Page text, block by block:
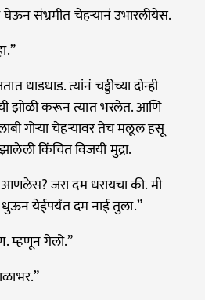
घेऊन संभ्रमीत चेहऱ्यानं उभारलीयेस.
धाडधाड. त्यांनं चड्डीच्या दोन्ही
झोळी करून त्यात भरलेत. आणि
गोऱ्या चेहऱ्यावर तेच मलूल हसू
किंचित विजयी मुद्रा.
जरा दम धरायचा की. मी
येईपर्यंत दम नाई तुला.”
म्हणून गेलो.”